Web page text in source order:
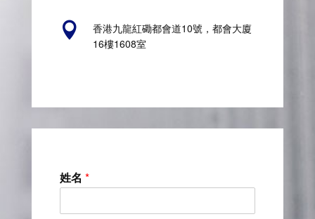

香港九龍紅磡都會道10號，都會大廈
16樓1608室
姓名 *